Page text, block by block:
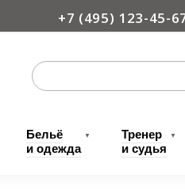
+7 (495) 123-45-
Бельё
и одежда
▼
Тренер
и судья
▼